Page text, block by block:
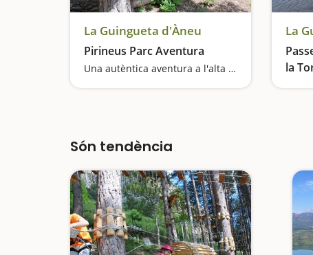
La Guingueta d'Àneu
Pirineus Parc Aventura
Una autèntica aventura a l'alta muntanya
La
la
Són tendència